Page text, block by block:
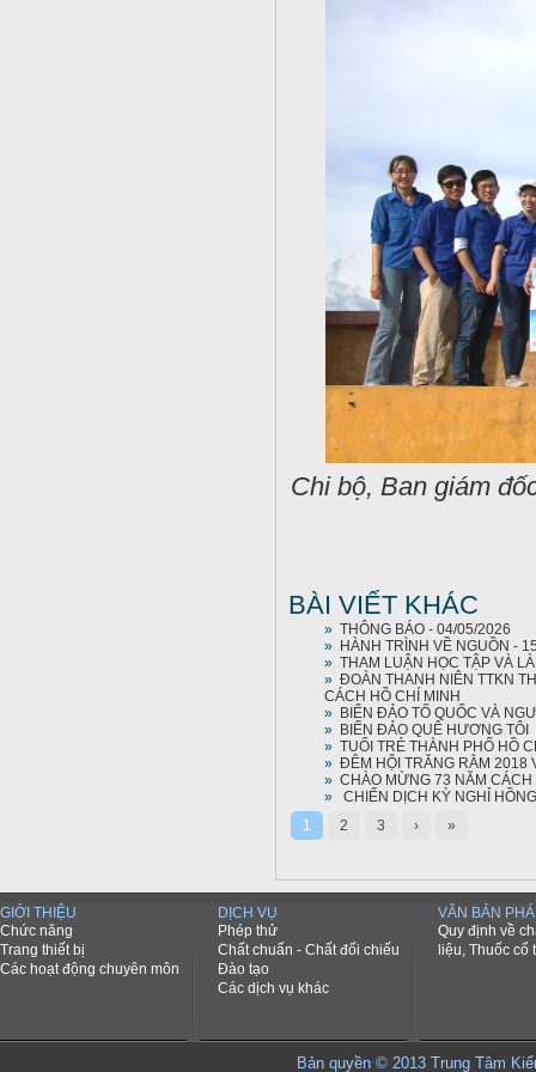
Chi bộ, Ban giám
BÀI VIẾT KHÁC
» THÔNG BÁO - 04/05/2026
» HÀNH TRÌNH VỀ NGUỒN -
» THAM LUẬN HỌC TẬP VÀ
» ĐOÀN THANH NIÊN TTKN
CÁCH HỒ CHÍ MINH
» BIỂN ĐẢO TỔ QUỐC VÀ
» BIỂN ĐẢO QUÊ HƯƠNG TÔI
» TUỔI TRẺ THÀNH PHỐ HỒ
» ĐÊM HỘI TRĂNG RẰM 2018
» CHÀO MỪNG 73 NĂM
»
CHIẾN DỊCH KỲ NGHỈ
1
2 3 › »
GIỚI THIỆU
Chức năng
Trang thiết bị
Các hoạt động chuyên môn
DỊCH VỤ
Phép thử
Chất chuẩn - Chất đối chiếu
Đào tạo
Các dịch vụ khác
VĂN BẢN
Quy định về
liệu, Thuốc cổ
Bản quyền © 2013 Trung Tâm